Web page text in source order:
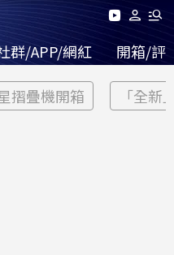
群/APP/網紅 開箱/評
摺疊機開箱 「全新